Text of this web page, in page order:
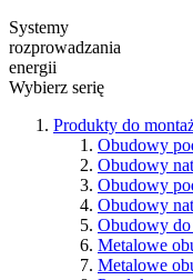
Systemy
rozprowadzania
energii
Wybierz serię
Produkty do
Obudowy
Obudowy
Obudowy
Obudowy
Obudowy
Metalowe
Metalowe